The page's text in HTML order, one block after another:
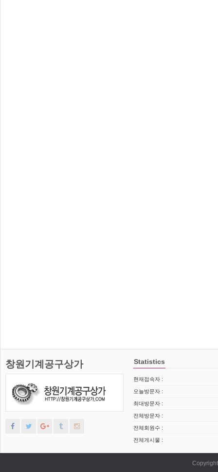
창원기계공구상가 Statistics
현재접속자 :
오늘방문자 :
최대방문자 :
전체방문자 :
전체회원수 :
전체게시물 :